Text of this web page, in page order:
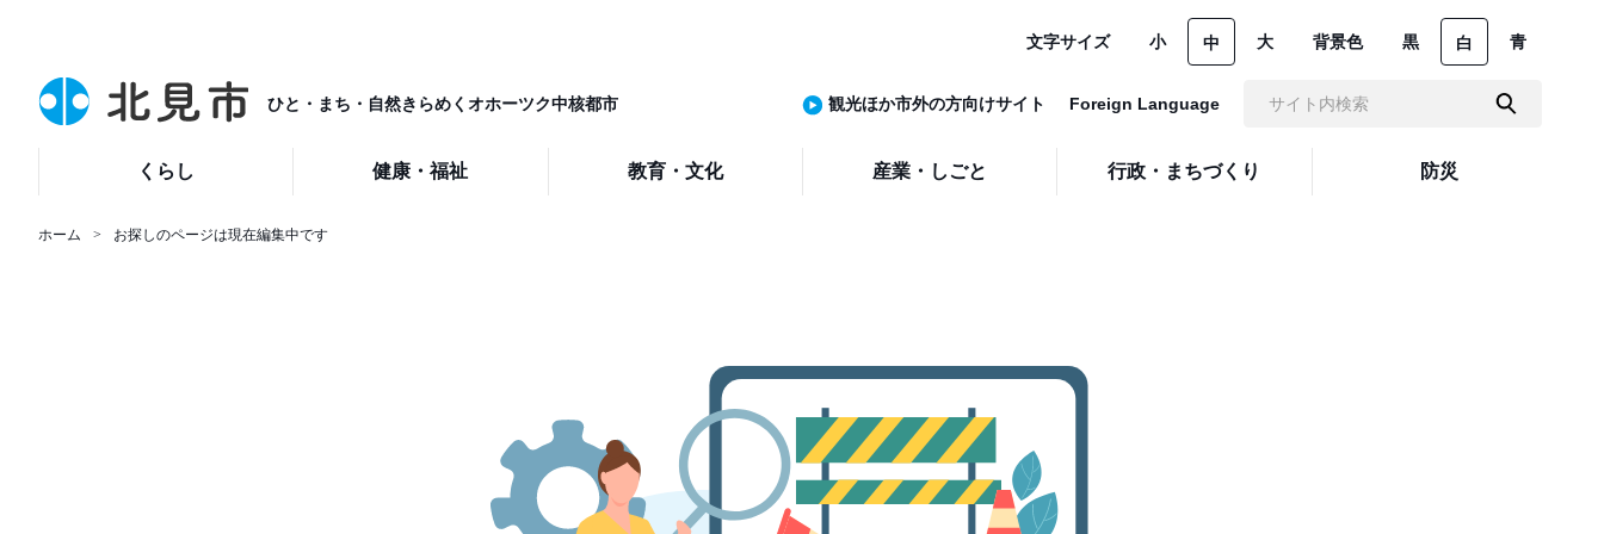
ひと・まち・自然きらめくオホーツク中核都市
くらし 健康・福祉 教育・文化 産業・しごと 行政・まちづくり 防災
文字サイズ 小 中 大 背景色 黒 白 青
観光ほか市外の方向けサイト Foreign Language
ホーム お探しのページは現在編集中です